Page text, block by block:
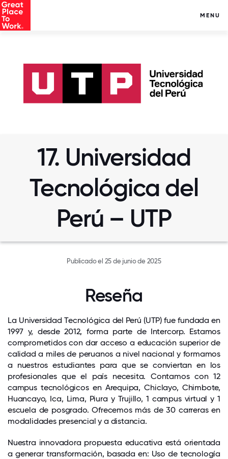
MENU
17. Universidad
Tecnológica del
Perú – UTP
Publicado el 25 de junio de 2025
Reseña
La Universidad Tecnológica del Perú (UTP) fue fundada en
1997 y, desde 2012, forma parte de Intercorp. Estamos
comprometidos con dar acceso a educación superior de
calidad a miles de peruanos a nivel nacional y formamos
a nuestros estudiantes para que se conviertan en los
profesionales que el país necesita. Contamos con 12
campus tecnológicos en Arequipa, Chiclayo, Chimbote,
Huancayo, Ica, Lima, Piura y Trujillo, 1 campus virtual y 1
escuela de posgrado. Ofrecemos más de 30 carreras en
modalidades presencial y a distancia.
Nuestra innovadora propuesta educativa está orientada
a generar transformación, basada en: Uso de tecnología